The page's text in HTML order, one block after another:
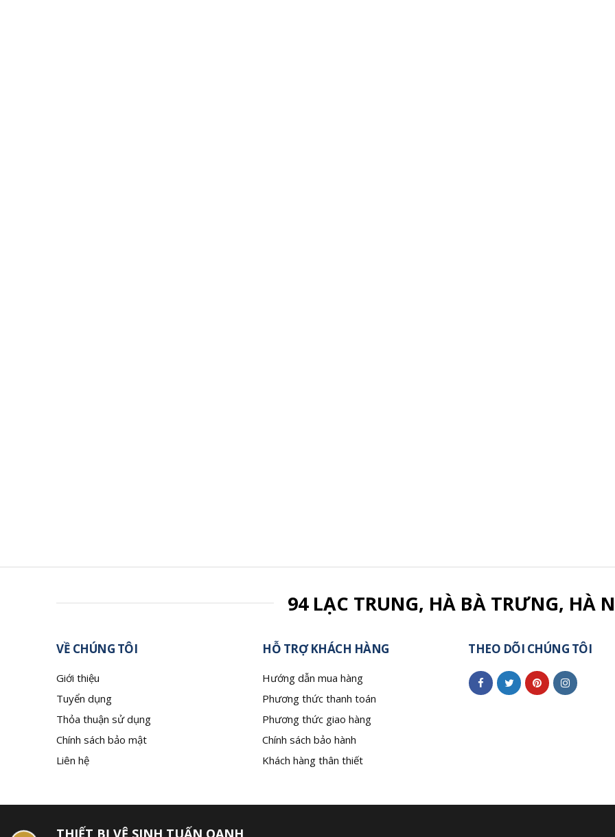
94 LẠC TRUNG, HÀ BÀ TRƯNG, HÀ
VỀ CHÚNG TÔI
Giới thiệu
Tuyển dụng
Thỏa thuận sử dụng
Chính sách bảo mật
Liên hệ
HỖ TRỢ KHÁCH HÀNG
Hướng dẫn mua hàng
Phương thức thanh toán
Phương thức giao hàng
Chính sách bảo hành
Khách hàng thân thiết
THEO DÕI CHÚNG TÔI
THIẾT BỊ VỆ SINH TUẤN OANH